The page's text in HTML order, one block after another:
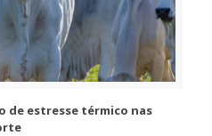
de estresse térmico nas